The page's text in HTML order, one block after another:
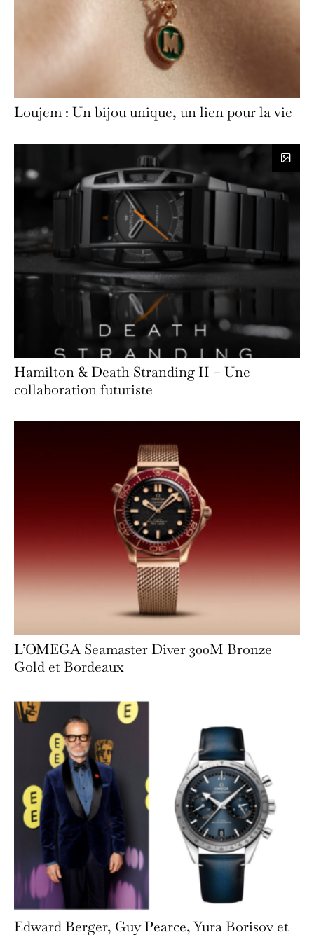
Loujem : Un bijou unique, un lien pour la vie
Hamilton & Death Stranding II – Une
collaboration futuriste
L’OMEGA Seamaster Diver 300M Bronze
Gold et Bordeaux
Edward Berger, Guy Pearce, Yura Borisov et